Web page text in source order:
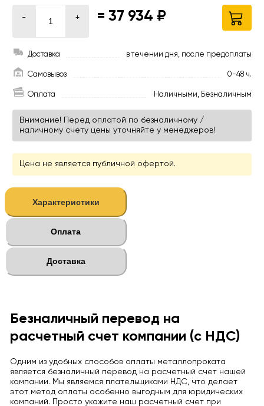
- + = 37 934 ₽
Доставка в течении дня, после предоплаты
Самовывоз 0-48 ч.
Оплата Наличными, Безналичным
Внимание! Перед оплатой по безналичному /
наличному счету цены уточняйте у менеджеров!
Цена не является публичной офертой.
Характеристики
Оплата
Доставка
Безналичный перевод на
расчетный счет компании (с НДС)
Одним из удобных способов оплаты металлопроката
является безналичный перевод на расчетный счет нашей
компании. Мы являемся плательщиками НДС, что делает
этот метод оплаты особенно выгодным для юридических
компаний. Просто укажите наш расчетный счет при